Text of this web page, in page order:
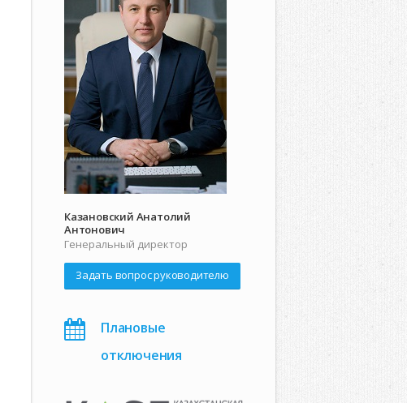
Казановский Анатолий
Антонович
Генеральный директор
Задать вопрос руководителю
Плановые
отключения